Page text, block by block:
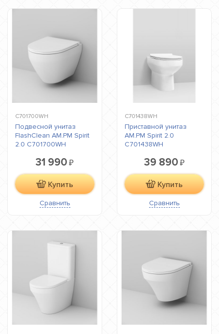
C701700WH
Подвесной унитаз
FlashClean AM.PM Spirit
2.0 C701700WH
31 990 ₽
Купить
Сравнить
C701438WH
Приставной унитаз
AM.PM Spirit 2.0
C701438WH
39 890₽
Купить
Сравнить